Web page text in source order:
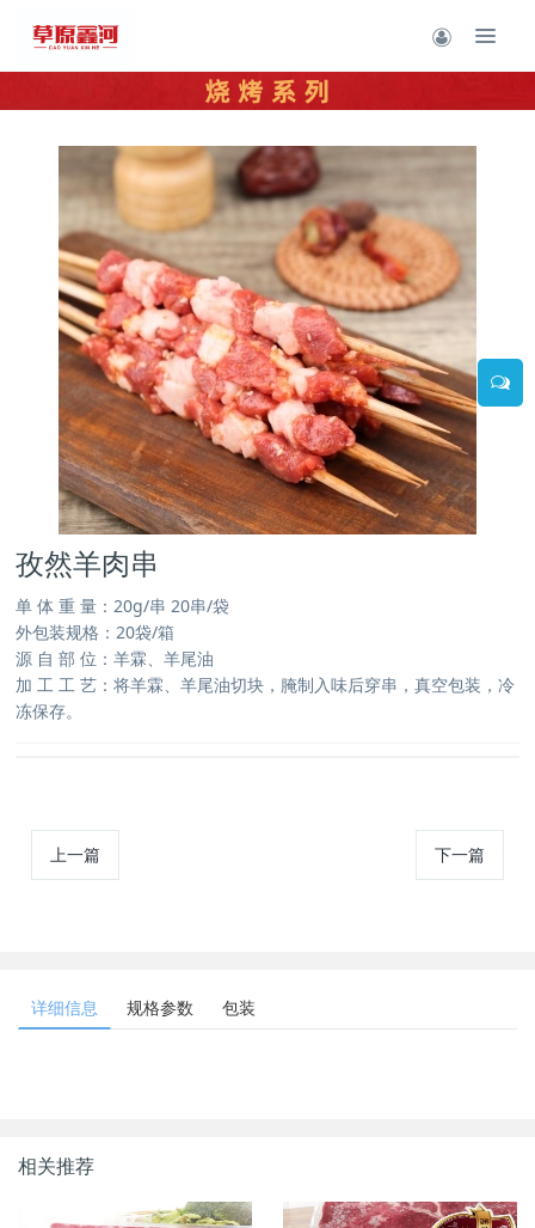
孜然羊肉串
单 体 重 量：20g/串 20串/袋
外包装规格：20袋/箱
源 自 部 位：羊霖、羊尾油
加 工 工 艺：将羊霖、羊尾油切块，腌制入味后穿串，真空包装，冷
冻保存。
上一篇 下一篇
详细信息 规格参数 包装
相关推荐